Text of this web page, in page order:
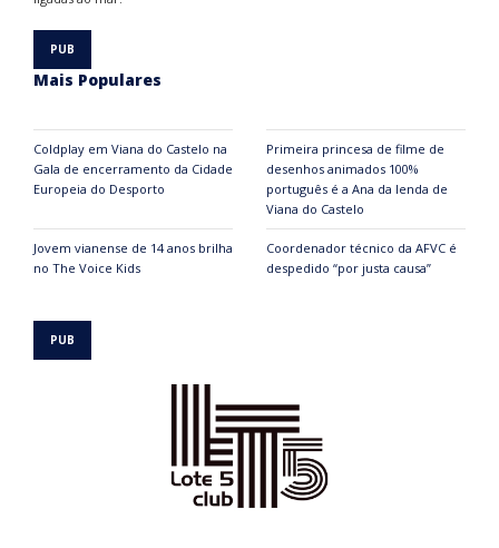
Mais Populares
Coldplay em Viana do Castelo na
Gala de encerramento da Cidade
Europeia do Desporto
Primeira princesa de filme de
desenhos animados 100%
português é a Ana da lenda de
Viana do Castelo
Jovem vianense de 14 anos brilha
no The Voice Kids
Coordenador técnico da AFVC é
despedido “por justa causa”